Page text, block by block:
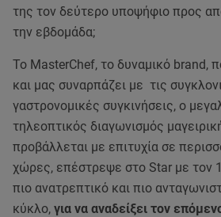
της τον δεύτερο υποψήφιο προς
την εβδομάδα;
Το MasterChef, το δυναμικό brand,
και μας συναρπάζει με τις
γαστρονομικές συγκινήσεις, ο
τηλεοπτικός διαγωνισμός
προβάλλεται με επιτυχία σε
χώρες, επέστρεψε στο Star με τον
πιο ανατρεπτικό και πιο
κύκλο, για να αναδείξει τον